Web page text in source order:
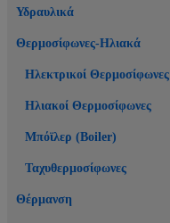
Υδραυλικά
Θερμοσίφωνες-Ηλιακά
Ηλεκτρικοί Θερμοσίφωνες
Ηλιακοί Θερμοσίφωνες
Μπόϊλερ (Boiler)
Ταχυθερμοσίφωνες
Θέρμανση